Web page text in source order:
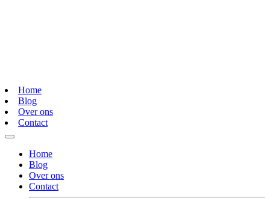
Home
Blog
Over ons
Contact
Home
Blog
Over ons
Contact